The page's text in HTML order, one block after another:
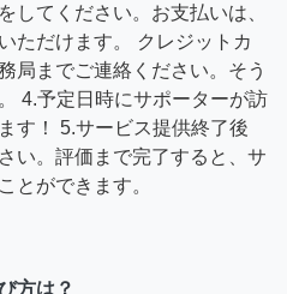
してください。お支払いは、
ただけます。 クレジットカ
局までご連絡ください。そう
4.予定日時にサポーターが訪
す！ 5.サービス提供終了後
い。評価まで完了すると、サ
とができます。
方は？